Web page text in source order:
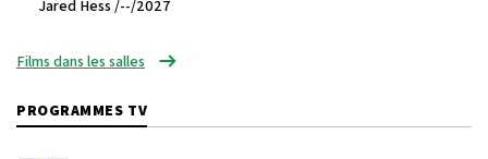
Jared Hess /--/2027
Films dans les salles
PROGRAMMES TV